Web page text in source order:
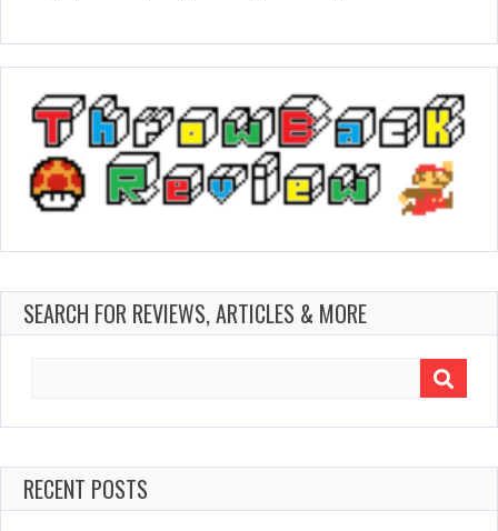
SEARCH FOR REVIEWS, ARTICLES & MORE
RECENT POSTS